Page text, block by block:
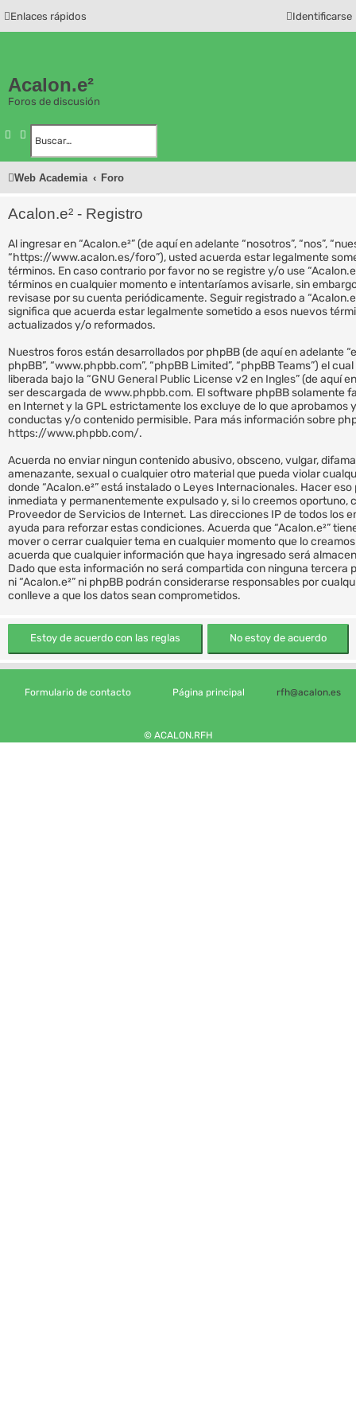
Enlaces rápidos Identificarse
Acalon.e²
Foros de discusión
Buscar
Web Academia Foro
Acalon.e² - Registro
Al ingresar en “Acalon.e²” (de aquí en adelante “nosotros”, “nos”,
“https://www.acalon.es/foro”), usted acuerda estar legalmente
términos. En caso contrario por favor no se registre y/o use
términos en cualquier momento e intentaríamos avisarle, sin
revisase por su cuenta periódicamente. Seguir registrado a
significa que acuerda estar legalmente sometido a esos nuevos
actualizados y/o reformados.
Nuestros foros están desarrollados por phpBB (de aquí en adelante
phpBB”, “www.phpbb.com”, “phpBB Limited”, “phpBB Teams”) el
liberada bajo la “GNU General Public License v2 en Ingles” (de aquí
ser descargada dewww.phpbb.com. El software phpBB solamente
en Internet y la GPL estrictamente los excluye de lo que aprobamos
conductas y/o contenido permisible. Para más información sobre
https://www.phpbb.com/.
Acuerda no enviar ningun contenido abusivo, obsceno, vulgar,
amenazante, sexual o cualquier otro material que pueda violar
donde “Acalon.e²” está instalado o Leyes Internacionales. Hacer
inmediata y permanentemente expulsado y, si lo creemos oportuno,
Proveedor de Servicios de Internet. Las direcciones IP de todos los
ayuda para reforzar estas condiciones. Acuerda que “Acalon.e²”
mover o cerrar cualquier tema en cualquier momento que lo
acuerda que cualquier información que haya ingresado será
Dado que esta información no será compartida con ninguna tercera
ni “Acalon.e²” ni phpBB podrán considerarse responsables por
conlleve a que los datos sean comprometidos.
Formulario de contacto Página principal rfh@acalon.es
© ACALON.RFH